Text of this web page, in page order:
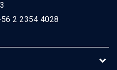
2 2354 4028